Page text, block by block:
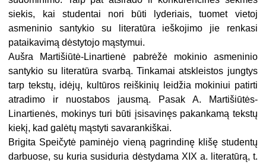
siekis, kai studentai nori būti lyderiais, tuomet vietoj
asmeninio santykio su literatūra ieškojimo jie renkasi
pataikavimą dėstytojo mąstymui.
Aušra Martišiūtė-Linartienė pabrėžė mokinio asmeninio
santykio su literatūra svarbą. Tinkamai atskleistos jungtys
tarp tekstų, idėjų, kultūros reiškinių leidžia mokiniui patirti
atradimo ir nuostabos jausmą. Pasak A. Martišiūtės-
Linartienės, mokinys turi būti įsisavinęs pakankamą tekstų
kiekį, kad galėtų mąstyti savarankiškai.
Brigita Speičytė paminėjo vieną pagrindinę klišę studentų
darbuose, su kuria susiduria dėstydama XIX a. literatūrą, t.